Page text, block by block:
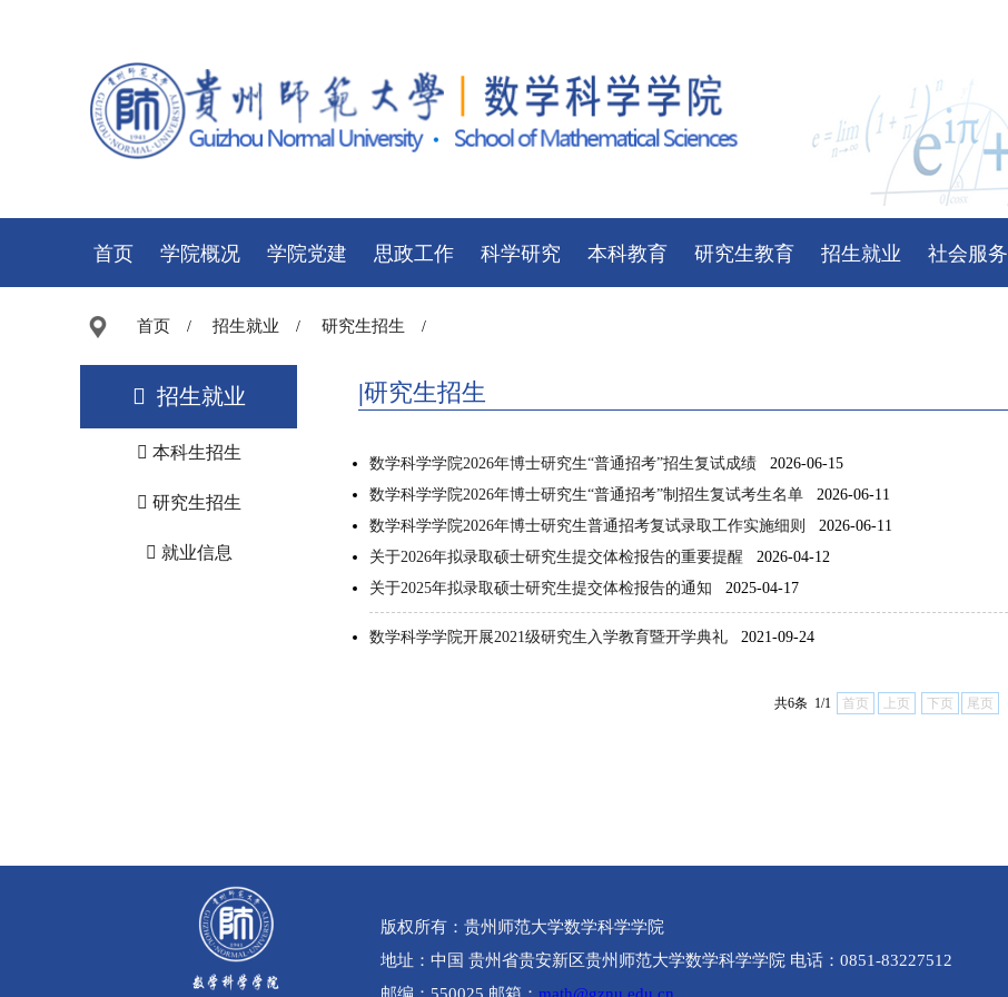
首页 学院概况 学院党建 思政工作 科学研究 本科教育 研究生教育 招生就业 社会服务
首页 / 招生就业 / 研究生招生 /
招生就业
本科生招生
研究生招生
就业信息
研究生招生
数学科学学院2026年博士研究生“普通招考”招生复试成绩 2026-06-15
数学科学学院2026年博士研究生“普通招考”制招生复试考生名单 2026-06-11
数学科学学院2026年博士研究生普通招考复试录取工作实施细则
2026-06-11
关于2026年拟录取硕士研究生提交体检报告的重要提醒 2026-04-12
关于2025年拟录取硕士研究生提交体检报告的通知 2025-04-17
数学科学学院开展2021级研究生入学教育暨开学典礼 2021-09-24
共6条 1/1 首页 上页 下页 尾页
版权所有：贵州师范大学数学科学学院
地址：中国 贵州省贵安新区贵州师范大学数学科学学院 电话：0851-83227512